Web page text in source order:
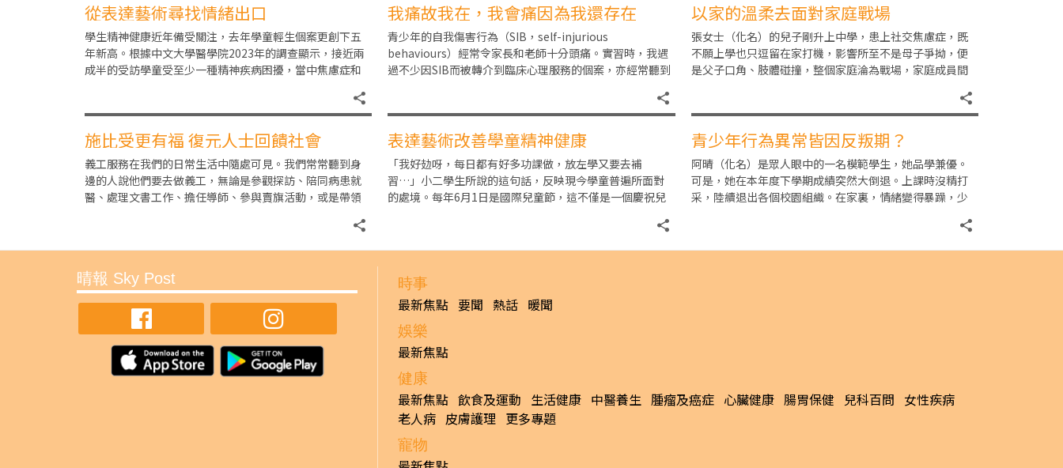
從表達藝術尋找情緒出口
學生精神健康近年備受關注，去年學童輕生個案更創下五
年新高。根據中文大學醫學院2023年的調查顯示，接近兩
成半的受訪學童受至少一種精神疾病困擾，當中焦慮症和
我痛故我在，我會痛因為我還存在
青少年的自我傷害行為（SIB，self-injurious
behaviours）經常令家長和老師十分頭痛。實習時，我遇
過不少因SIB而被轉介到臨床心理服務的個案，亦經常聽到
以家的溫柔去面對家庭戰場
張女士（化名）的兒子剛升上中學，患上社交焦慮症，既
不願上學也只逗留在家打機，影響所至不是母子爭拗，便
是父子口角、肢體碰撞，整個家庭淪為戰場，家庭成員間
施比受更有福 復元人士回饋社會
義工服務在我們的日常生活中隨處可見。我們常常聽到身
邊的人說他們要去做義工，無論是參觀探訪、陪同病患就
醫、處理文書工作、擔任導師、參與賣旗活動，或是帶領
表達藝術改善學童精神健康
「我好攰呀，每日都有好多功課做，放左學又要去補
習…」小二學生所說的這句話，反映現今學童普遍所面對
的處境。每年6月1日是國際兒童節，這不僅是一個慶祝兒
青少年行為異常皆因反叛期？
阿晴（化名）是眾人眼中的一名模範學生，她品學兼優。
可是，她在本年度下學期成績突然大倒退。上課時沒精打
采，陸續退出各個校園組織。在家裏，情緒變得暴躁，少
晴報 Sky Post 時事
最新焦點 要聞 熱話 暖聞
娛樂
最新焦點
健康
最新焦點 飲食及運動 生活健康 中醫養生 腫瘤及癌症 心臟健康 腸胃保健 兒科百問 女性疾病
老人病 皮膚護理 更多專題
寵物